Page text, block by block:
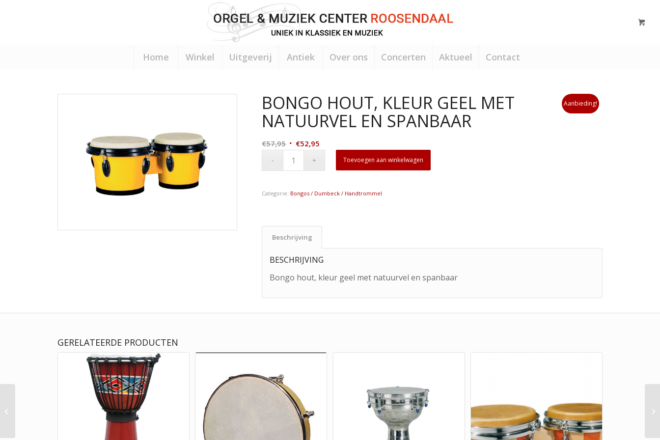
Home Winkel Uitgeverij Antiek Over ons Concerten Aktueel Contact
Aanbieding!
BONGO HOUT, KLEUR GEEL MET
NATUURVEL EN SPANBAAR
€57,95 Oorspronkelijke
was:
€52,95
Toevoegen aan winkelwagen
Categorie: Bongos / Dumbeck / Handtrommel
Beschrijving
BESCHRIJVING
Bongo hout, kleur geel met natuurvel en spanbaar
GERELATEERDE PRODUCTEN